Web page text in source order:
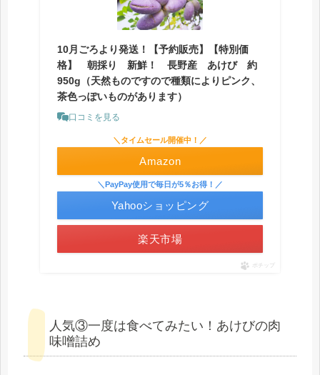
10月ごろより発送！【予約販売】【特別価
格】 朝採り 新鮮！ 長野産 あけび 約
950g（天然ものですので種類によりピンク、
茶色っぽいものがあります）
口コミを見る
＼タイムセール開催中！／
Amazon
楽天市場
＼PayPay使用で毎日が5％お得！／
Yahooショッピング
ポチップ
人気③一度は食べてみたい！あけびの肉
味噌詰め